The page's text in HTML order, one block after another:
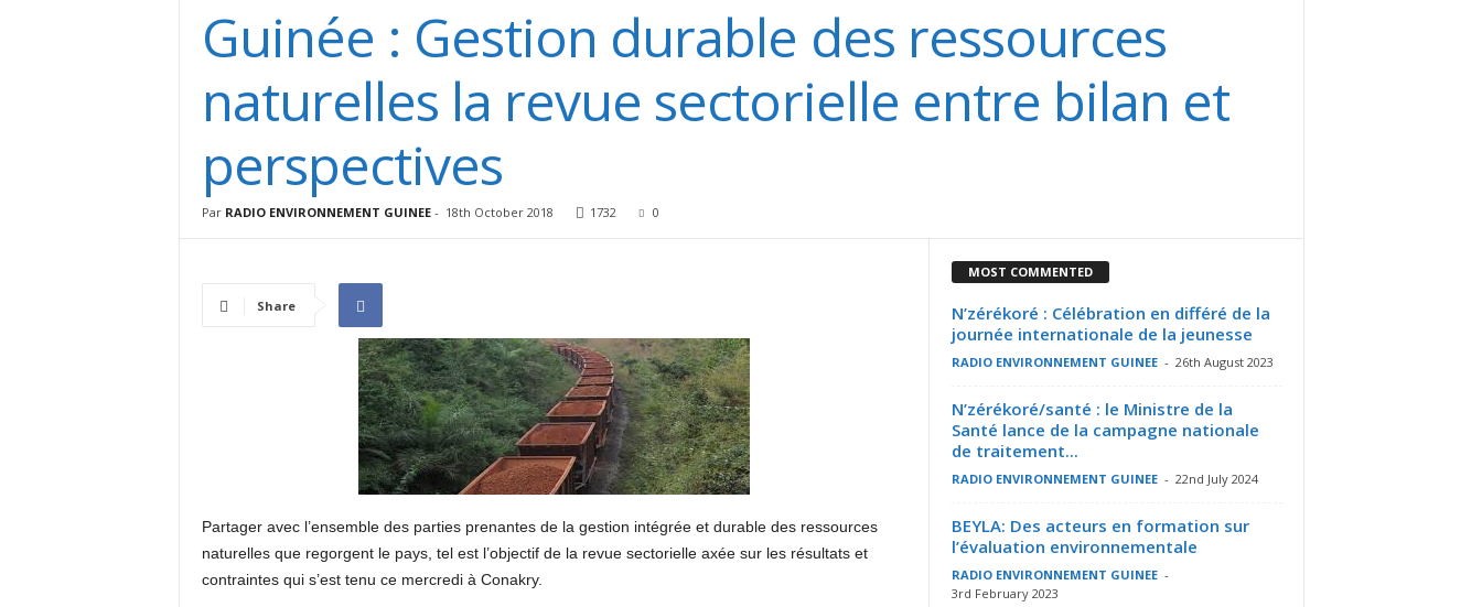
Guinée : Gestion durable des ressources
naturelles la revue sectorielle entre bilan et
perspectives
Par RADIO ENVIRONNEMENT GUINEE- 18th October 2018 1732 0
Share
Partager avec l’ensemble des parties prenantes de la gestion intégrée et durable des ressources
naturelles que regorgent le pays, tel est l’objectif de la revue sectorielle axée sur les résultats et
contraintes qui s’est tenu ce mercredi à Conakry.
MOST COMMENTED
N’zérékoré : Célébration en différé de la
journée internationale de la jeunesse
RADIO ENVIRONNEMENT GUINEE - 26th August 2023
N’zérékoré/santé : le Ministre de la
Santé lance de la campagne nationale
de traitement...
RADIO ENVIRONNEMENT GUINEE - 22nd July 2024
BEYLA: Des acteurs en formation sur
l’évaluation environnementale
RADIO ENVIRONNEMENT GUINEE -
3rd February 2023